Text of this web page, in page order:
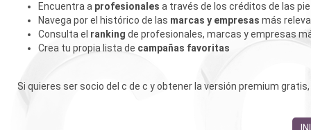
Encuentra a profesionales a través de los créditos de las
Navega por el histórico de las marcas y empresas más
Consulta el ranking de profesionales, marcas y empresas
Crea tu propia lista de campañas favoritas
Si quieres ser socio del c de c y obtener la versión premium